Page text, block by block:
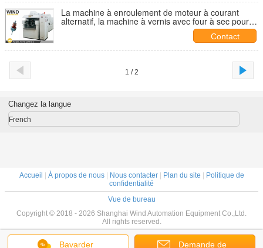
La machine à enroulement de moteur à courant
alternatif, la machine à vernis avec four à sec pour le
Contact
1 / 2
Bavarder Demande de
Changez la langue
French
Accueil À propos de nous| Nous contacter| Plan du site
Politique de
confidentialité
Vue de bureau
Copyright © 2018 - 2026 Shanghai Wind Automation Equipment Co.,Ltd.
All rights reserved.